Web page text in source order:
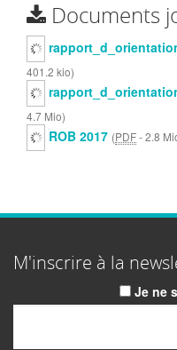
Documents
401.2 kio)
4.7 Mio)
ROB 2017 (PDF-2.8
M'inscrire à la
Je ne